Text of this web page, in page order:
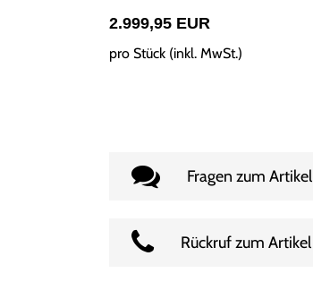
2.999,95 EUR
pro Stück (inkl. MwSt.)
Fragen zum Artikel
Rückruf zum Artikel